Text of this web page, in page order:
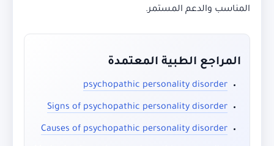
المناسب والدعم المستمر.
المراجع الطبية المعتمدة
psychopathic personality disorder
Signs of psychopathic personality disorder
Causes of psychopathic personality disorder